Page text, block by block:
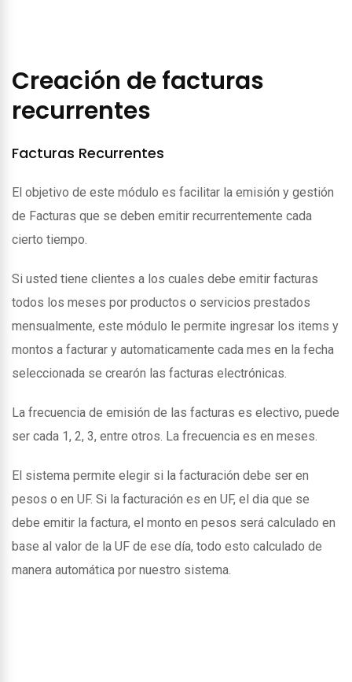
Creación de facturas
recurrentes
Facturas Recurrentes
El objetivo de este módulo es facilitar la emisión y gestión
de Facturas que se deben emitir recurrentemente cada
cierto tiempo.
Si usted tiene clientes a los cuales debe emitir facturas
todos los meses por productos o servicios prestados
mensualmente, este módulo le permite ingresar los items y
montos a facturar y automaticamente cada mes en la fecha
seleccionada se crearón las facturas electrónicas.
La frecuencia de emisión de las facturas es electivo, puede
ser cada 1, 2, 3, entre otros. La frecuencia es en meses.
El sistema permite elegir si la facturación debe ser en
pesos o en UF. Si la facturación es en UF, el dia que se
debe emitir la factura, el monto en pesos será calculado en
base al valor de la UF de ese día, todo esto calculado de
manera automática por nuestro sistema.